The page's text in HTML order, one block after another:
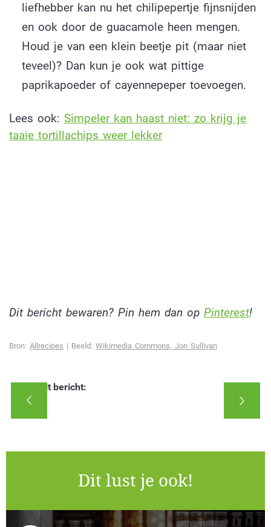
liefhebber kan nu het chilipepertje fijnsnijden
en ook door de guacamole heen mengen.
Houd je van een klein beetje pit (maar niet
teveel)? Dan kun je ook wat pittige
paprikapoeder of cayennepeper toevoegen.
Lees ook: Simpeler kan haast niet: zo krijg je
taaie tortillachips weer lekker
Dit bericht bewaren? Pin hem dan op Pinterest!
Bron: Allrecipes | Beeld: Wikimedia Commons, Jon Sullivan
Deel dit bericht:
Dit lust je ook!